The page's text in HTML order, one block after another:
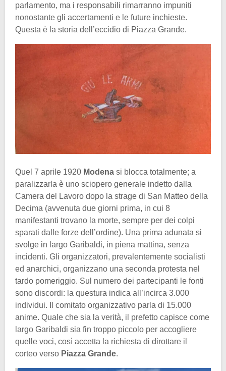
parlamento, ma i responsabili rimarranno impuniti
nonostante gli accertamenti e le future inchieste.
Questa è la storia dell’eccidio di Piazza Grande.
Quel 7 aprile 1920 Modena si blocca totalmente; a
paralizzarla è uno sciopero generale indetto dalla
Camera del Lavoro dopo la strage di San Matteo della
Decima (avvenuta due giorni prima, in cui 8
manifestanti trovano la morte, sempre per dei colpi
sparati dalle forze dell’ordine). Una prima adunata si
svolge in largo Garibaldi, in piena mattina, senza
incidenti. Gli organizzatori, prevalentemente socialisti
ed anarchici, organizzano una seconda protesta nel
tardo pomeriggio. Sul numero dei partecipanti le fonti
sono discordi: la questura indica all’incirca 3.000
individui. Il comitato organizzativo parla di 15.000
anime. Quale che sia la verità, il prefetto capisce come
largo Garibaldi sia fin troppo piccolo per accogliere
quelle voci, così accetta la richiesta di dirottare il
corteo verso Piazza Grande.